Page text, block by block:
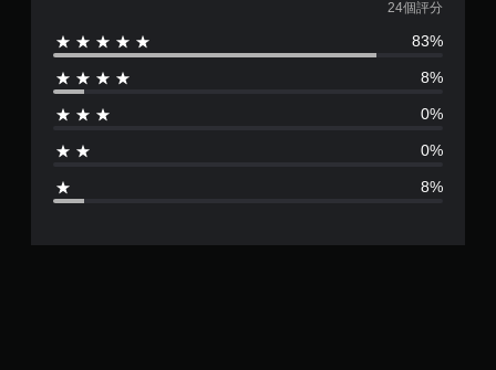
均
評
分
4
5
24個評分
83%
8%
0%
0%
8%